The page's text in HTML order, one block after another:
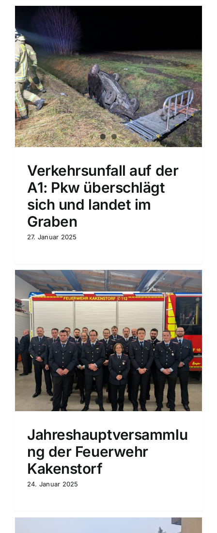
Verkehrsunfall auf der
A1: Pkw überschlägt
sich und landet im
Graben
27. Januar 2025
Jahreshauptversammlu
ng der Feuerwehr
Kakenstorf
24. Januar 2025